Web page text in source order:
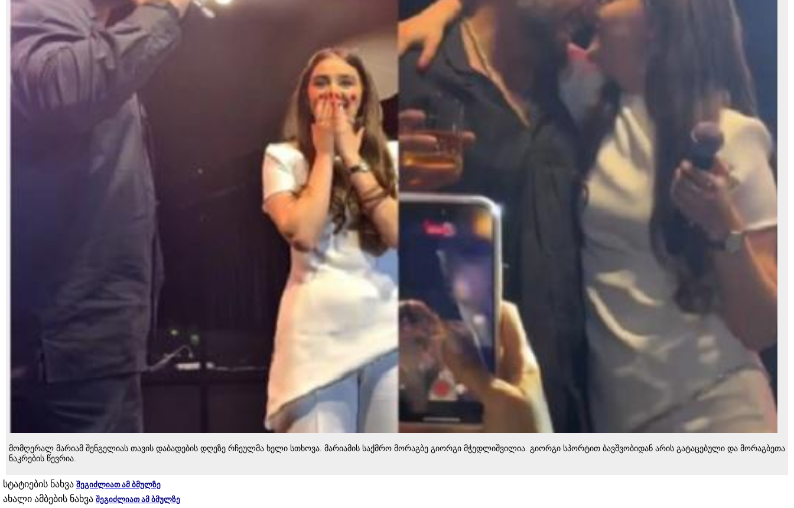
მომღერალ მარიამ შენგელიას თავის დაბადების დღეზე რჩეულმა ხელი სთხოვა. მარიამის საქმრო მორაგბე გიორგი მჭედლიშვილია. გიორგი სპორტით ბავშვობიდან არის გატაცებული და მორაგბეთა
ნაკრების წევრია.
სტატიების ნახვა შეგიძლიათ ამ ბმულზე
ახალი ამბების ნახვა შეგიძლიათ ამ ბმულზე